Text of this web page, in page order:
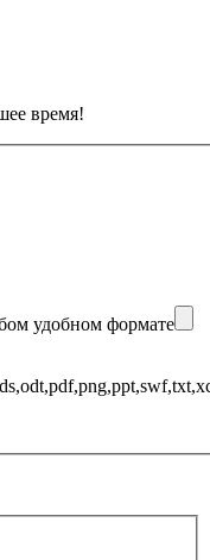
время!
удобном формате